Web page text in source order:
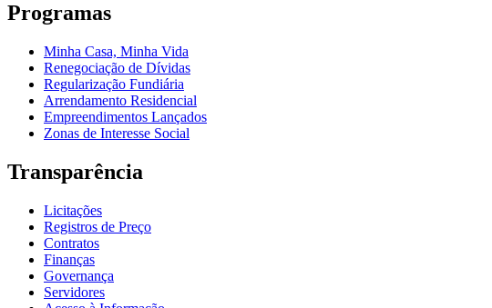
Programas
Minha Casa, Minha Vida
Renegociação de Dívidas
Regularização Fundiária
Arrendamento Residencial
Empreendimentos Lançados
Zonas de Interesse Social
Transparência
Licitações
Registros de Preço
Contratos
Finanças
Governança
Servidores